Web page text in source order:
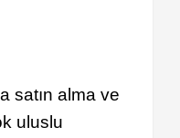
satın alma ve
uluslu